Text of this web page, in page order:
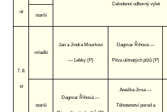
út
Celodenní odborný výlet
starší
7. 8.
st
mladší
Jan a Jindra Mourkovi
— Lebky (P)
Dagmar Říhová —
Pitva ulitnatých plžů (P)
starší
Dagmar Říhová —
Anežka Jirsa —
Těhotenství porod a